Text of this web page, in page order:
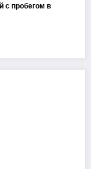
с пробегом в